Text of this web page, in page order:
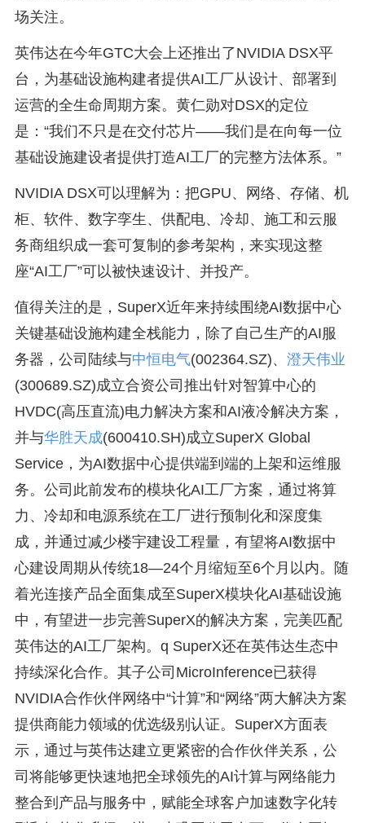
场关注。
英伟达在今年GTC大会上还推出了NVIDIA DSX平
台，为基础设施构建者提供AI工厂从设计、部署到
运营的全生命周期方案。黄仁勋对DSX的定位
是：“我们不只是在交付芯片——我们是在向每一位
基础设施建设者提供打造AI工厂的完整方法体系。”
NVIDIA DSX可以理解为：把GPU、网络、存储、机
柜、软件、数字孪生、供配电、冷却、施工和云服
务商组织成一套可复制的参考架构，来实现这整
座“AI工厂”可以被快速设计、并投产。
值得关注的是，SuperX近年来持续围绕AI数据中心
关键基础设施构建全栈能力，除了自己生产的AI服
务器，公司陆续与中恒电气(002364.SZ)、 澄天伟业
(300689.SZ)成立合资公司推出针对智算中心的
HVDC(高压直流)电力解决方案和AI液冷解决方案，
并与华胜天成(600410.SH)成立SuperX Global
Service，为AI数据中心提供端到端的上架和运维服
务。公司此前发布的模块化AI工厂方案，通过将算
力、冷却和电源系统在工厂进行预制化和深度集
成，并通过减少楼宇建设工程量，有望将AI数据中
心建设周期从传统18—24个月缩短至6个月以内。随
着光连接产品全面集成至SuperX模块化AI基础设施
中，有望进一步完善SuperX的解决方案，完美匹配
英伟达的AI工厂架构。q SuperX还在英伟达生态中
持续深化合作。其子公司MicroInference已获得
NVIDIA合作伙伴网络中“计算”和“网络”两大解决方案
提供商能力领域的优选级别认证。SuperX方面表
示，通过与英伟达建立更紧密的合作伙伴关系，公
司将能够更快速地把全球领先的AI计算与网络能力
整合到产品与服务中，赋能全球客户加速数字化转